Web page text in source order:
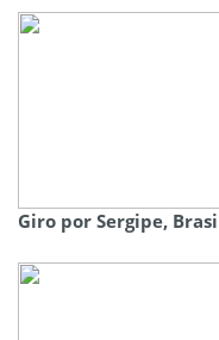
Giro por Sergipe,